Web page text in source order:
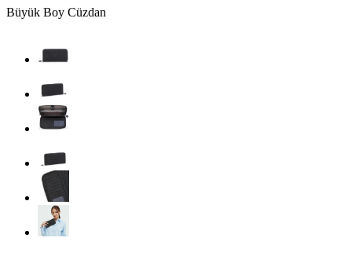
Büyük Boy Cüzdan